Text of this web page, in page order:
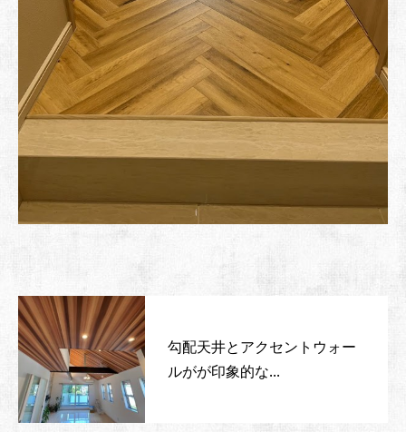
勾配天井とアクセントウォー
ルがが印象的な...